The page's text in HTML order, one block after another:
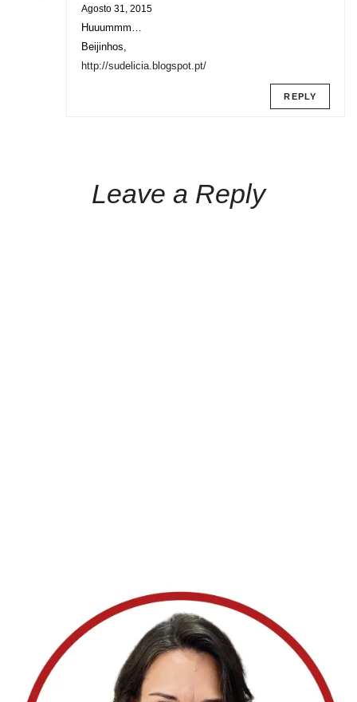
Agosto 31, 2015
Huuummm…
Beijinhos,
http://sudelicia.blogspot.pt/
REPLY
Leave a Reply